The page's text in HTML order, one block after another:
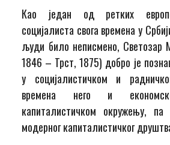
Као један од ретких
социјалистa свога времена у
људи било неписмено, Светозар
1846 – Трст, 1875) добро је
у социјалистичком и
времена него и
капиталистичком окружењу,
модерног капиталистичког